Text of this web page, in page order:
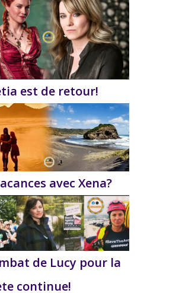
est de retour!
avec Xena?
de Lucy pour la
continue!